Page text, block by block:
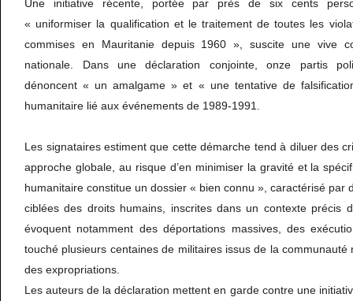
Une initiative récente, portée par près de six cents
« uniformiser la qualification et le traitement de toutes les
commises en Mauritanie depuis 1960 », suscite une vive
nationale. Dans une déclaration conjointe, onze partis
dénoncent « un amalgame » et « une tentative de
humanitaire lié aux événements de 1989-1991.
Les signataires estiment que cette démarche tend à diluer des
approche globale, au risque d’en minimiser la gravité et la
humanitaire constitue un dossier « bien connu », caractérisé par
ciblées des droits humains, inscrites dans un contexte précis
évoquent notamment des déportations massives, des
touché plusieurs centaines de militaires issus de la communauté
des expropriations.
Les auteurs de la déclaration mettent en garde contre une